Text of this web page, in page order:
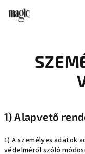
1) Alapvető
1) A személyes adatok
védelméről szóló